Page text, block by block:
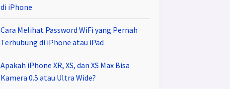
di iPhone
Cara Melihat Password WiFi yang Pernah
Terhubung di iPhone atau iPad
Apakah iPhone XR, XS, dan XS Max Bisa
Kamera 0.5 atau Ultra Wide?